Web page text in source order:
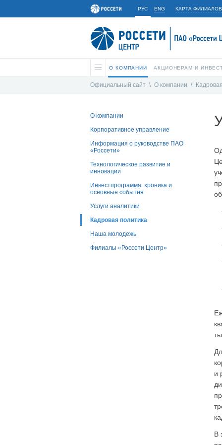
РУС ENG КАРТА ФИЛИАЛОВ
О КОМПАНИИ АКЦИОНЕРАМ И
Официальный сайт \ О компании \
О компании
Корпоративное управление
Информация о руководстве ПАО
«Россети»
Технологическое развитие и
инновации
Инвестпрограмма: хроника и
основные события
Услуги аналитики
Кадровая политика
Наша молодежь
Филиалы «Россети Центр»
и
В